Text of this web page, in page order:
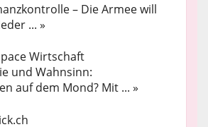
– Die Armee will
... »
und Wahnsinn:
auf dem Mond? Mit ... »